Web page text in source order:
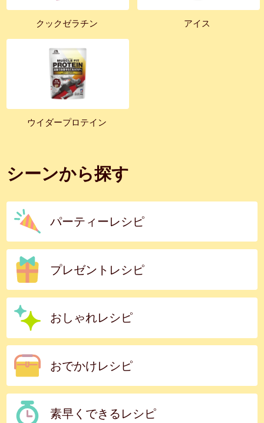
クックゼラチン アイス
ウイダープロテイン
シーンから探す
パーティーレシピ
プレゼントレシピ
おしゃれレシピ
おでかけレシピ
素早くできるレシピ